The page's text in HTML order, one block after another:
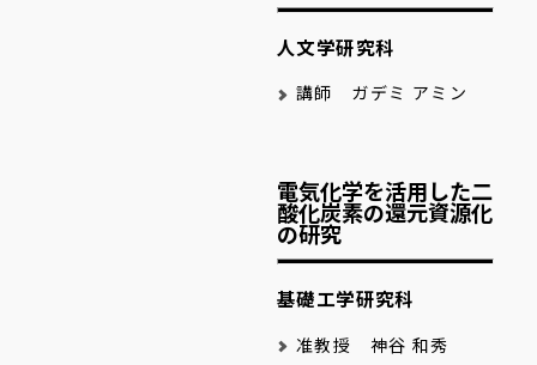
人文学研究科
講師 ガデミ アミン
電気化学を活用した二
酸化炭素の還元資源化
の研究
基礎工学研究科
准教授 神谷 和秀